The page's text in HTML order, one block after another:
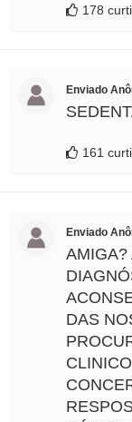
178
Enviado
161
Enviado
AMIGA?
DAS